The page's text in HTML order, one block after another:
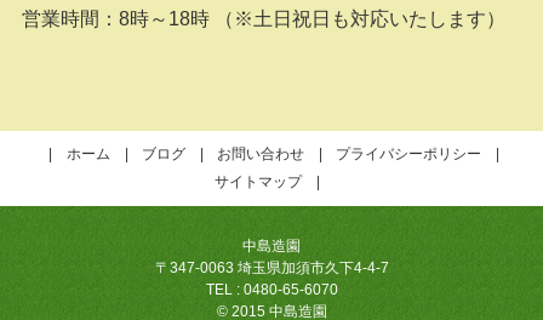
営業時間：8時～18時 （※土日祝日も対応いたします）
ホーム ブログ お問い合わせ
プライバシーポリシー
サイトマップ
中島造園
〒347-0063 埼玉県加須市久下4-4-7
TEL : 0480-65-6070
© 2015 中島造園